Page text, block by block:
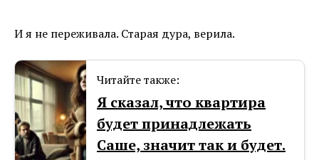
И я не переживала. Старая дура, верила.
Читайте также:
Я сказал, что квартира
будет принадлежать
Саше, значит так и будет.